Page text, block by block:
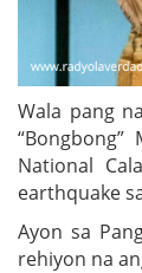
Wala pang
National
earthquake
Ayon sa
rehiyon na